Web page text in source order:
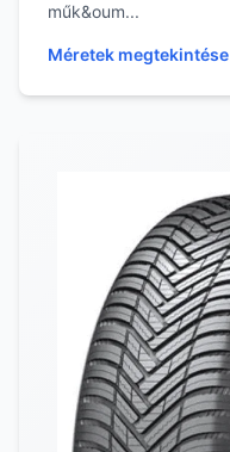
műk&oum...
Méretek megtekintése